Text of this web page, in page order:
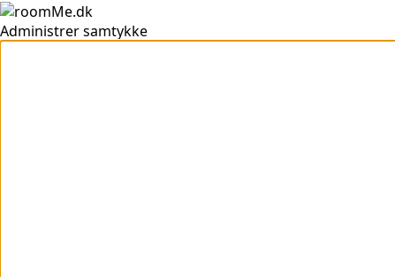
Administrer samtykke